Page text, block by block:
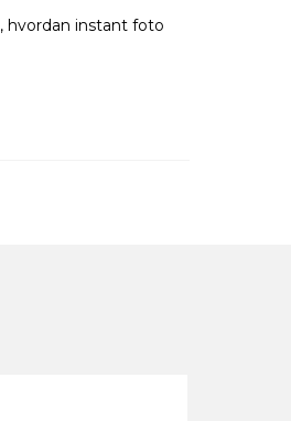
hvordan instant foto